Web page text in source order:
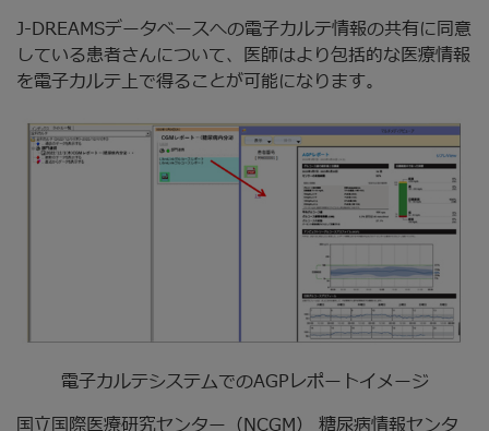
J-DREAMSデータベースへの電子カルテ情報の共有に同意
している患者さんについて、医師はより包括的な医療情報
を電子カルテ上で得ることが可能になります。
電子カルテシステムでのAGPレポートイメージ
国立国際医療研究センター（NCGM） 糖尿病情報センタ